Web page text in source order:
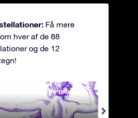
Få mere
hver af de 88
og de 12
- Den lænkede mø